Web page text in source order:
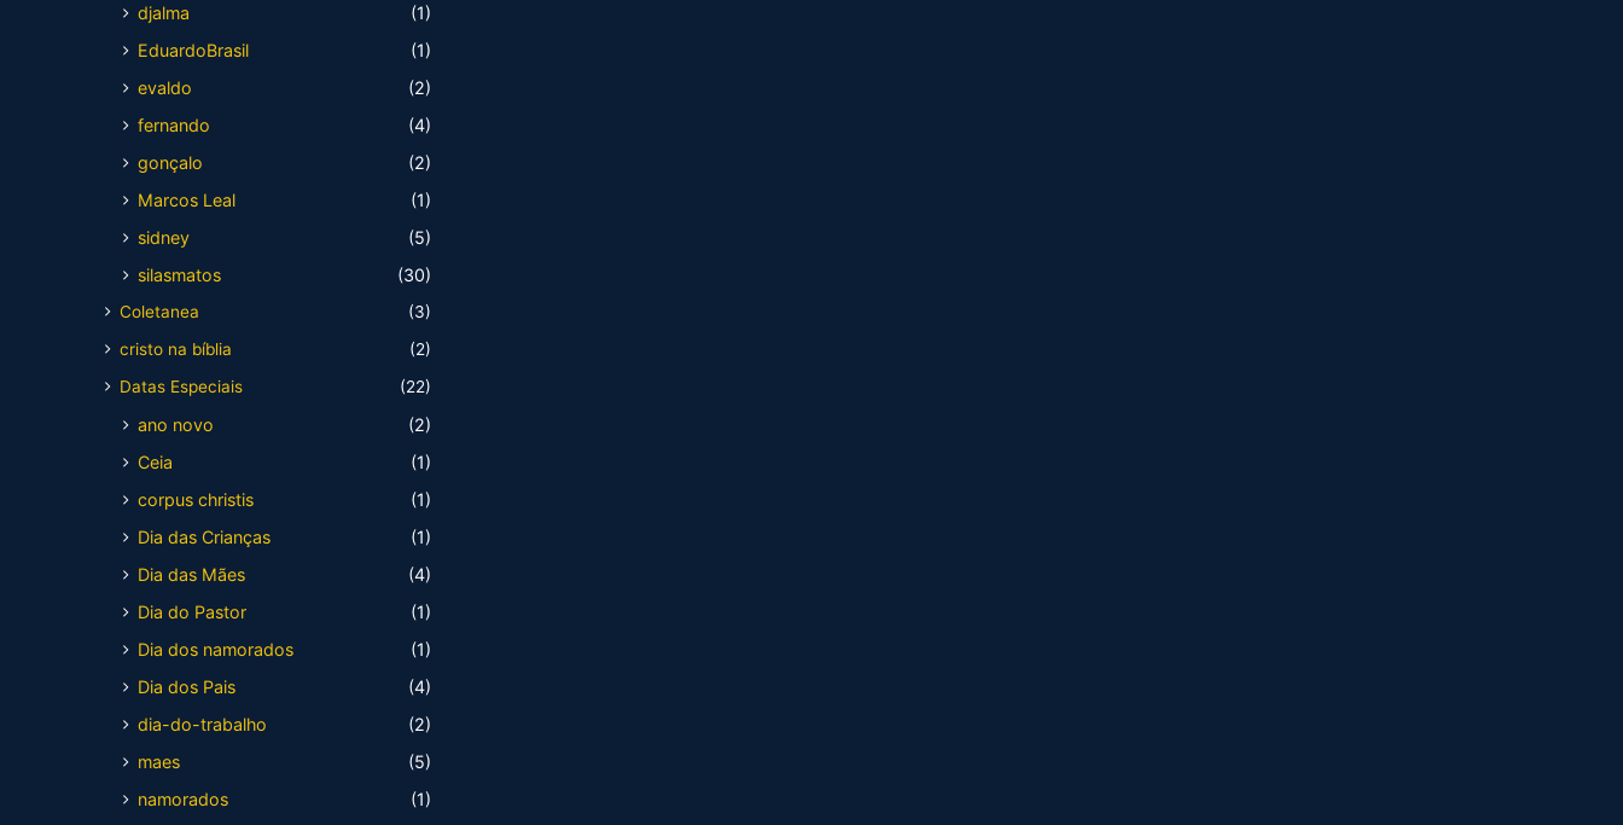
djalma
(1)
EduardoBrasil
(1)
evaldo
(2)
fernando
(4)
gonçalo
(2)
Marcos Leal
(1)
sidney
(5)
silasmatos
(30)
Coletanea
(3)
cristo na bíblia
(2)
Datas Especiais
(22)
ano novo
(2)
Ceia
(1)
corpus christis
(1)
Dia das Crianças
(1)
Dia das Mães
(4)
Dia do Pastor
(1)
Dia dos namorados
(1)
Dia dos Pais
(4)
dia-do-trabalho
(2)
maes
(5)
namorados
(1)